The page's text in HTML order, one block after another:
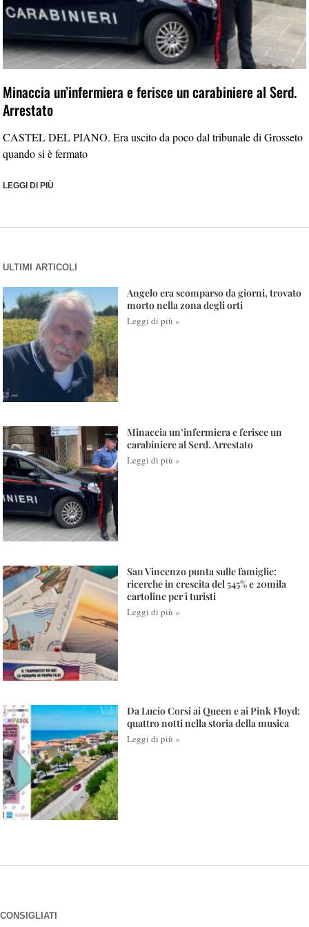
Minaccia un’infermiera e ferisce un carabiniere al Serd.
Arrestato
CASTEL DEL PIANO. Era uscito da poco dal tribunale di Grosseto
quando si è fermato
LEGGI DI PIÙ
ULTIMI ARTICOLI
Angelo era scomparso da giorni, trovato
morto nella zona degli orti
Leggi di più »
Minaccia un’infermiera e ferisce un
carabiniere al Serd. Arrestato
Leggi di più »
San Vincenzo punta sulle famiglie:
ricerche in crescita del 545% e 20mila
cartoline per i turisti
Leggi di più »
Da Lucio Corsi ai Queen e ai Pink Floyd:
quattro notti nella storia della musica
Leggi di più »
CONSIGLIATI